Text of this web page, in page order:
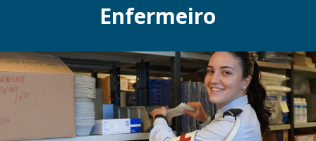
Enfermeiro